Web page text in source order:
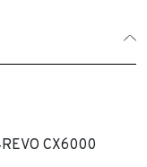
CX6000